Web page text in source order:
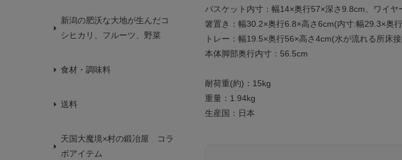
新潟の肥沃な大地が生んだコ
シヒカリ、フルーツ、野菜
食材・調味料
送料
天国大魔境×村の鍛冶屋 コラ
ボアイテム
バスケット内寸：幅14×奥行57×深さ9.8cm、ワイヤ
箸置き：幅30.2×奥行6.8×高さ6cm(内寸:幅29.3×奥
トレー：幅19.5×奥行56×高さ4cm(水が流れる所床
本体脚部奥行内寸：56.5cm
耐荷重(約)：15kg
重量：1.94kg
生産国：日本